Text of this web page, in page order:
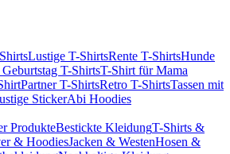
Lustige T-ShirtsRente T-ShirtsHunde
Geburtstag T-ShirtsT-Shirt für Mama
Partner T-ShirtsRetro T-ShirtsTassen mit
StickerAbi Hoodies
ProdukteBestickte KleidungT-Shirts &
& HoodiesJacken & WestenHosen &